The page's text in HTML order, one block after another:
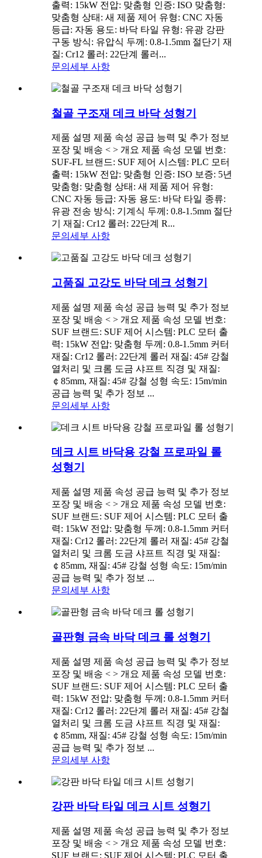
출력: 15kW 전압: 맞춤형 인증: ISO 맞춤형:
맞춤형 상태: 새 제품 제어 유형: CNC 자동
등급: 자동 용도: 바닥 타일 유형: 유광 강판
구동 방식: 유압식 두께: 0.8-1.5mm 절단기 재
질: Cr12 롤러: 22단계 롤러...
문의 세부 사항
철골 구조재 데크 바닥 성형기
제품 설명 제품 속성 공급 능력 및 추가 정보
포장 및 배송 < > 개요 제품 속성 모델 번호:
SUF-FL 브랜드: SUF 제어 시스템: PLC 모터
출력: 15kW 전압: 맞춤형 인증: ISO 보증: 5년
맞춤형: 맞춤형 상태: 새 제품 제어 유형:
CNC 자동 등급: 자동 용도: 바닥 타일 종류:
유광 전송 방식: 기계식 두께: 0.8-1.5mm 절단
기 재질: Cr12 롤러: 22단계 R...
문의 세부 사항
고품질 고강도 바닥 데크 성형기
제품 설명 제품 속성 공급 능력 및 추가 정보
포장 및 배송 < > 개요 제품 속성 모델 번호:
SUF 브랜드: SUF 제어 시스템: PLC 모터 출
력: 15kW 전압: 맞춤형 두께: 0.8-1.5mm 커터
재질: Cr12 롤러: 22단계 롤러 재질: 45# 강철
열처리 및 크롬 도금 샤프트 직경 및 재질:
￠85mm, 재질: 45# 강철 성형 속도: 15m/min
공급 능력 및 추가 정보 ...
문의 세부 사항
데크 시트 바닥용 강철 프로파일 롤
성형기
제품 설명 제품 속성 공급 능력 및 추가 정보
포장 및 배송 < > 개요 제품 속성 모델 번호:
SUF 브랜드: SUF 제어 시스템: PLC 모터 출
력: 15kW 전압: 맞춤형 두께: 0.8-1.5mm 커터
재질: Cr12 롤러: 22단계 롤러 재질: 45# 강철
열처리 및 크롬 도금 샤프트 직경 및 재질:
￠85mm, 재질: 45# 강철 성형 속도: 15m/min
공급 능력 및 추가 정보 ...
문의 세부 사항
골판형 금속 바닥 데크 롤 성형기
제품 설명 제품 속성 공급 능력 및 추가 정보
포장 및 배송 < > 개요 제품 속성 모델 번호:
SUF 브랜드: SUF 제어 시스템: PLC 모터 출
력: 15kW 전압: 맞춤형 두께: 0.8-1.5mm 커터
재질: Cr12 롤러: 22단계 롤러 재질: 45# 강철
열처리 및 크롬 도금 샤프트 직경 및 재질:
￠85mm, 재질: 45# 강철 성형 속도: 15m/min
공급 능력 및 추가 정보 ...
문의 세부 사항
강판 바닥 타일 데크 시트 성형기
제품 설명 제품 속성 공급 능력 및 추가 정보
포장 및 배송 < > 개요 제품 속성 모델 번호:
SUF 브랜드: SUF 제어 시스템: PLC 모터 출